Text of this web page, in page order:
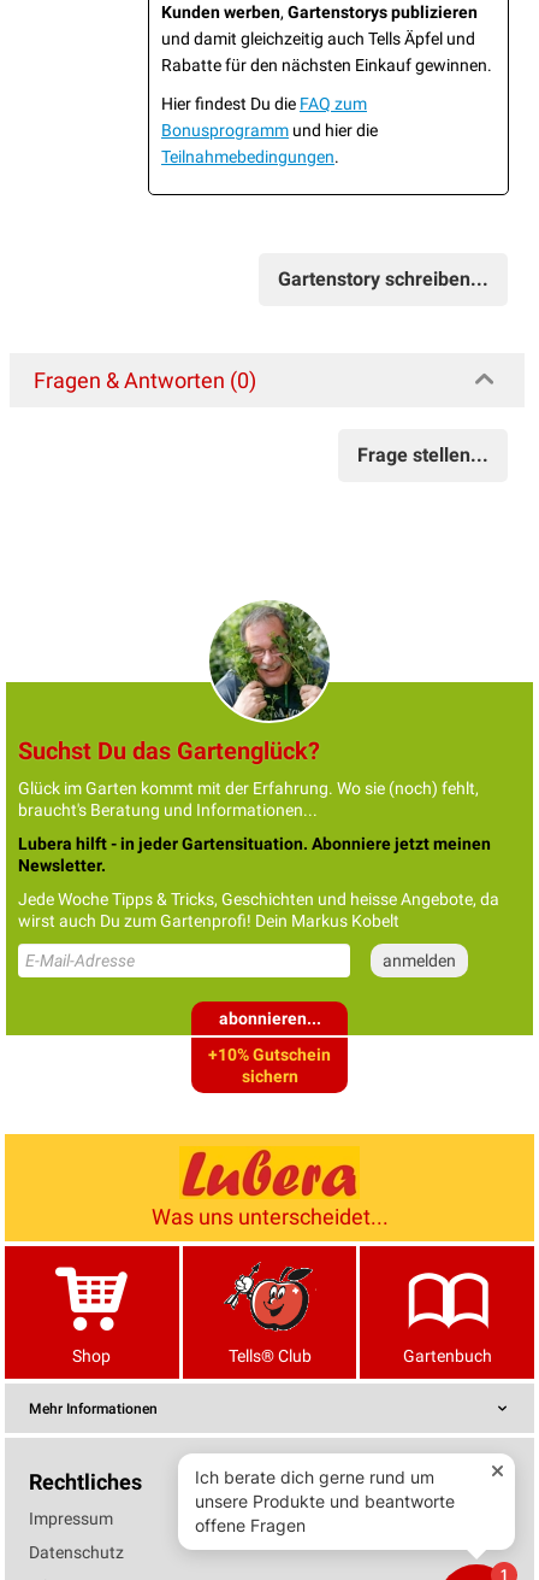
Kunden werben, Gartenstorys publizieren
und damit gleichzeitig auch Tells Äpfel und
Rabatte für den nächsten Einkauf gewinnen.
Hier findest Du die FAQ zum
Bonusprogramm und hier die
Teilnahmebedingungen.
Gartenstory schreiben...
Fragen & Antworten (0)
Frage stellen...
Suchst Du das Gartenglück?
Glück im Garten kommt mit der Erfahrung. Wo sie (noch) fehlt,
braucht's Beratung und Informationen...
Lubera hilft - in jeder Gartensituation. Abonniere jetzt meinen
Newsletter.
Jede Woche Tipps & Tricks, Geschichten und heisse Angebote, da
wirst auch Du zum Gartenprofi! Dein Markus Kobelt
abonnieren...
+10% Gutschein
sichern
Was uns unterscheidet...
Shop Tells® Club Gartenbuch
Mehr Informationen
Rechtliches
Impressum
Datenschutz